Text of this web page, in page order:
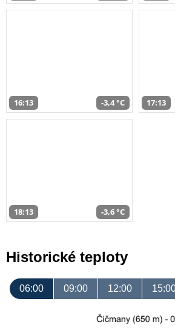
16:13 -3,4 °C 17:13
18:13 -3,6 °C
Historické teploty
06:00 09:00 12:00